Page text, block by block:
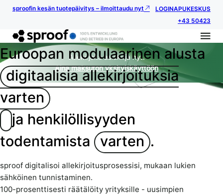
sproofin kesän tuotepäivitys – ilmoittaudu nyt LOGINAPUKESKUS
+43 50423
Euroopan modulaarinen alusta
digitaalisia allekirjoituksia
varten
ja henkilöllisyyden
todentamista
varten .
sproof digitalisoi allekirjoitusprosessisi, mukaan lukien
sähköinen tunnistaminen.
100-prosenttisesti räätälöity yrityksille - uusimpien
Allekirjoita asiakirja nyt.
Aina maksuton yksityiskäyttöön